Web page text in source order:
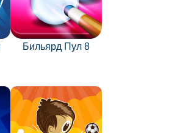
Бильярд Пул 8